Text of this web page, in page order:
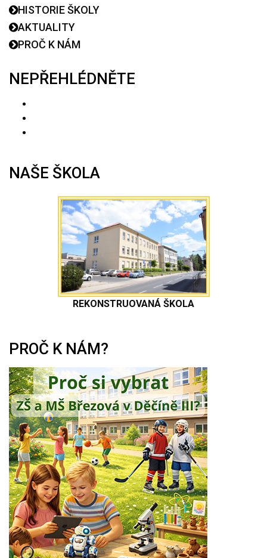
HISTORIE ŠKOLY
AKTUALITY
PROČ K NÁM
NEPŘEHLÉDNĚTE
NAŠE ŠKOLA
REKONSTRUOVANÁ ŠKOLA
PROČ K NÁM?